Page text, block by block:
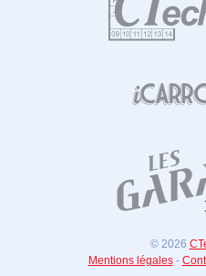
© 2026
Mentions légales-